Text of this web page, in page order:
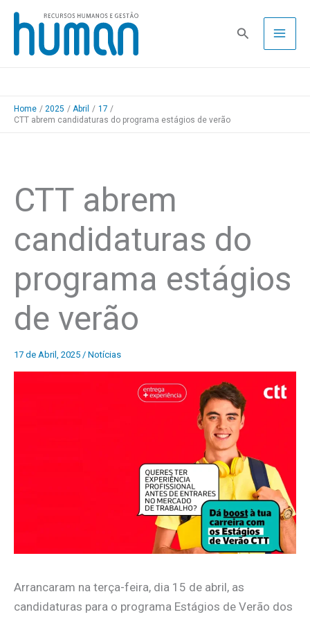
Skip
content
Pesquisa
Home 2025 Abril
17
CTT abrem candidaturas do programa estágios de verão
CTT abrem
candidaturas do
programa estágios
de verão
17 de Abril, 2025 / Notícias
Arrancaram na terça-feira, dia 15 de abril, as
candidaturas para o programa Estágios de Verão dos